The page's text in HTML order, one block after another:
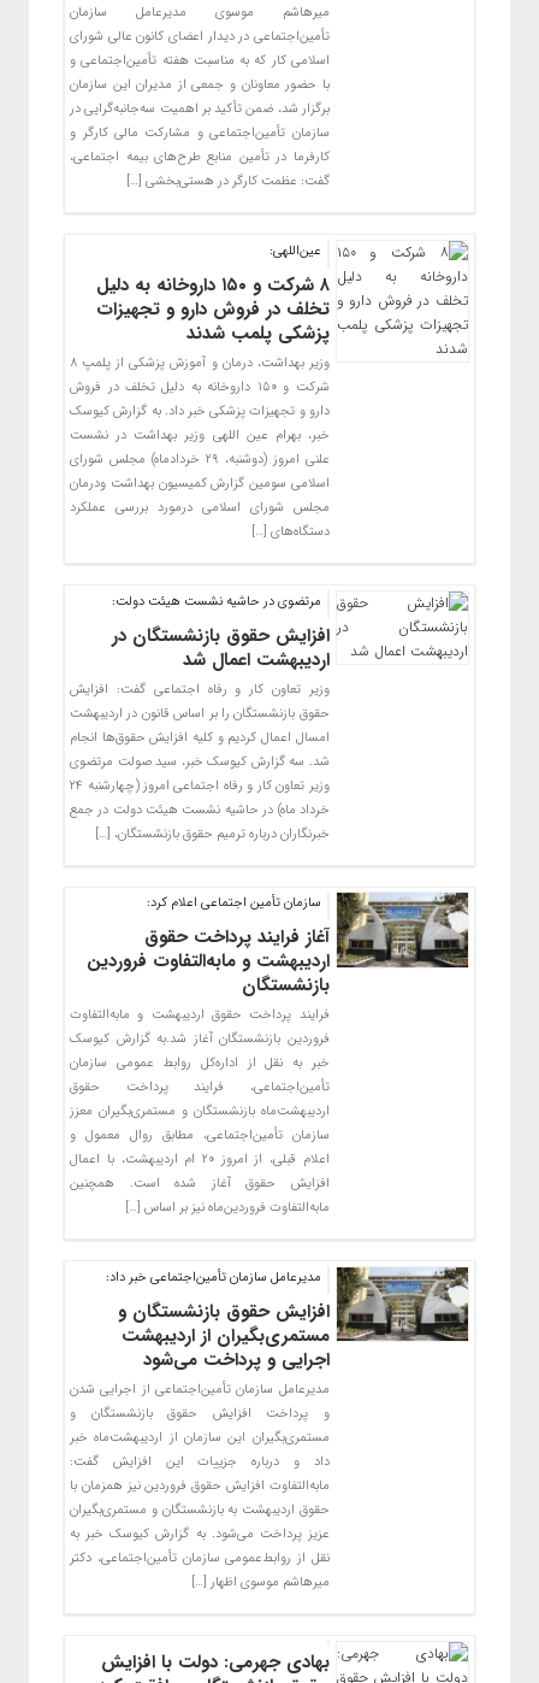
میرهاشم موسوی مدیرعامل سازمان
تأمین‌اجتماعی در دیدار اعضای کانون عالی شورای
اسلامی کار که به مناسبت هفته تأمین‌اجتماعی و
با حضور معاونان و جمعی از مدیران این سازمان
برگزار شد، ضمن تأکید بر اهمیت سه‌جانبه‌گرایی در
سازمان تأمین‌اجتماعی و مشارکت مالی کارگر و
کارفرما در تأمین منابع طرح‌های بیمه اجتماعی،
گفت: عظمت کارگر در هستی‌بخشی […]
عین‌اللهی:
۸ شرکت و ۱۵۰ داروخانه به دلیل
تخلف در فروش دارو و تجهیزات
پزشکی پلمب شدند
وزیر بهداشت، درمان و آموزش پزشکی از پلمپ ۸
شرکت و ۱۵۰ داروخانه به دلیل تخلف در فروش
دارو و تجهیزات پزشکی خبر داد. به گزارش کیوسک
خبر، بهرام عین اللهی وزیر بهداشت در نشست
علنی امروز (دوشنبه، ۲۹ خردادماه) مجلس شورای
اسلامی سومین گزارش کمیسیون بهداشت ودرمان
مجلس شورای اسلامی درمورد بررسی عملکرد
دستگاه‌های […]
مرتضوی در حاشیه نشست هیئت دولت:
افزایش حقوق‌ بازنشستگان در
اردیبهشت اعمال شد
وزیر تعاون کار و رفاه اجتماعی گفت: افزایش
حقوق بازنشستگان را بر اساس قانون در اردیبهشت
امسال اعمال کردیم و کلیه افزایش حقوق‌ها انجام
شد. سه گزارش کیوسک خبر، سید صولت مرتضوی
وزیر تعاون کار و رفاه اجتماعی امروز (چهارشنبه ۲۴
خرداد ماه) در حاشیه نشست هیئت دولت در جمع
خبرنگاران درباره ترمیم حقوق بازنشستگان، […]
سازمان تأمین اجتماعی اعلام کرد:
آغاز فرایند پرداخت حقوق
اردیبهشت و مابه‌التفاوت فروردین
بازنشستگان
فرایند پرداخت حقوق اردیبهشت و مابه‌التفاوت
فروردین بازنشستگان آغاز شد.به گزارش کیوسک
خبر به نقل از اداره‌کل روابط عمومی سازمان
تأمین‌اجتماعی، فرایند پرداخت حقوق
اردیبهشت‌ماه بازنشستگان و مستمری‌بگیران معزز
سازمان تأمین‌اجتماعی، مطابق روال معمول و
اعلام قبلی، از امروز ۲۰ ام اردیبهشت، با اعمال
افزایش حقوق آغاز شده است. همچنین
مابه‌التفاوت فروردین‌ماه نیز بر اساس […]
مدیرعامل سازمان تأمین‌اجتماعی خبر داد:
افزایش حقوق بازنشستگان و
مستمری‌بگیران از اردیبهشت
اجرایی و پرداخت می‌شود
مدیرعامل سازمان تأمین‌اجتماعی از اجرایی شدن
و پرداخت افزایش حقوق بازنشستگان و
مستمری‌بگیران این سازمان از اردیبهشت‌ماه خبر
داد و درباره جزییات این افزایش گفت:
مابه‌التفاوت افزایش حقوق فروردین نیز همزمان با
حقوق اردیبهشت به بازنشستگان و مستمری‌بگیران
عزیز پرداخت می‌شود. به گزارش کیوسک خبر به
نقل از روابط‌عمومی سازمان تأمین‌اجتماعی، دکتر
میرهاشم موسوی اظهار […]
بهادی جهرمی: دولت با افزایش